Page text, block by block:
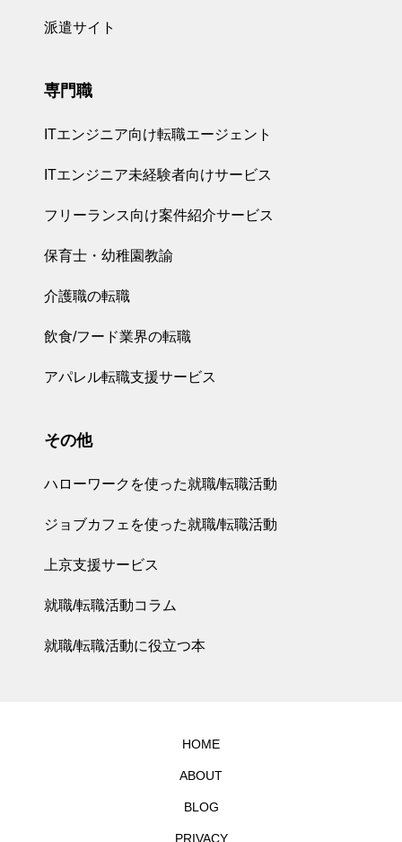
派遣サイト
専門職
ITエンジニア向け転職エージェント
ITエンジニア未経験者向けサービス
フリーランス向け案件紹介サービス
保育士・幼稚園教諭
介護職の転職
飲食/フード業界の転職
アパレル転職支援サービス
その他
ハローワークを使った就職/転職活動
ジョブカフェを使った就職/転職活動
上京支援サービス
就職/転職活動コラム
就職/転職活動に役立つ本
HOME
ABOUT
BLOG
PRIVACY